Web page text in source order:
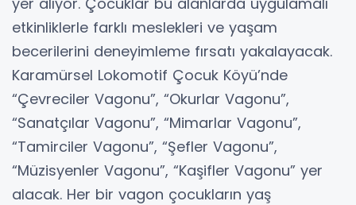
etkinliklerle farklı meslekleri ve yaşam
becerilerini deneyimleme fırsatı yakalayacak.
Karamürsel Lokomotif Çocuk Köyü’nde
“Çevreciler Vagonu”, “Okurlar Vagonu”,
“Sanatçılar Vagonu”, “Mimarlar Vagonu”,
“Tamirciler Vagonu”, “Şefler Vagonu”,
“Müzisyenler Vagonu”, “Kaşifler Vagonu” yer
alacak. Her bir vagon çocukların yaş